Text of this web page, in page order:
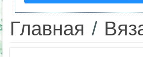
Главная /